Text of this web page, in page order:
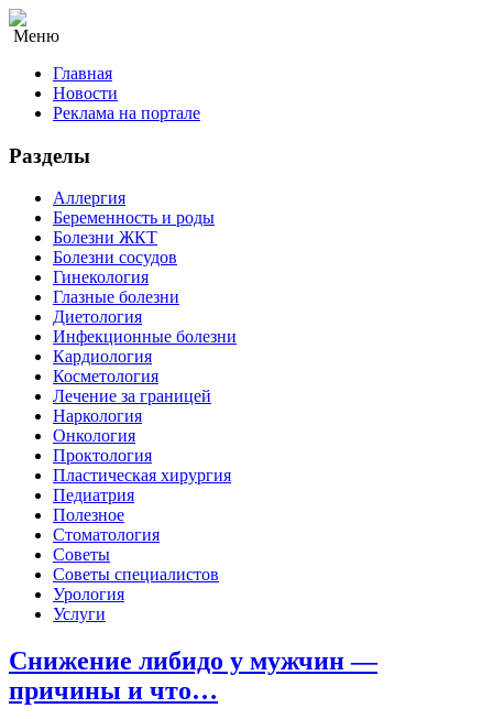
Меню
Главная
Новости
Реклама на портале
Разделы
Аллергия
Беременность и роды
Болезни ЖКТ
Болезни сосудов
Гинекология
Глазные болезни
Диетология
Инфекционные болезни
Кардиология
Косметология
Лечение за границей
Наркология
Онкология
Проктология
Пластическая хирургия
Педиатрия
Полезное
Стоматология
Советы
Советы специалистов
Урология
Услуги
Снижение либидо у мужчин —
причины и что…